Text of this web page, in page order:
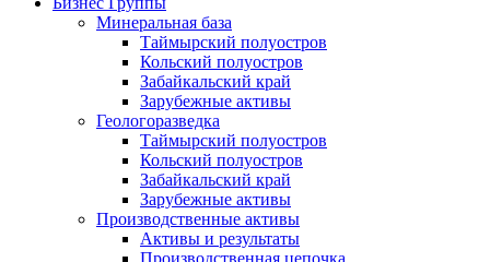
Минеральная база
Таймырский полуостров
Кольский полуостров
Забайкальский край
Зарубежные активы
Геологоразведка
Таймырский полуостров
Кольский полуостров
Забайкальский край
Зарубежные активы
Производственные активы
Активы и результаты
Производственная цепочка